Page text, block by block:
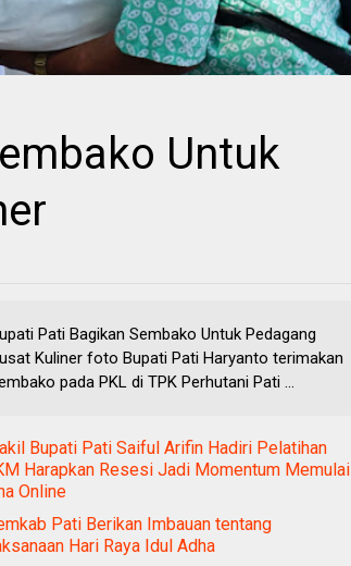
Untuk
Pati Bagikan Sembako Untuk Pedagang
Kuliner foto Bupati Pati Haryanto terimakan
pada PKL di TPK Perhutani Pati ...
Bupati Pati Saiful Arifin Hadiri Pelatihan
Harapkan Resesi Jadi Momentum Memulai
Online
Pati Berikan Imbauan tentang
Hari Raya Idul Adha